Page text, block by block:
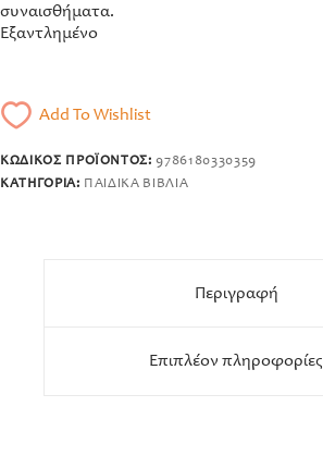
συναισθήματα.
Εξαντλημένο
Add To Wishlist
ΚΩΔΙΚΌΣ ΠΡΟΪΌΝΤΟΣ:9786180330359
ΚΑΤΗΓΟΡΊΑ: ΠΑΙΔΙΚΆ ΒΙΒΛΊΑ
Περιγραφή
Επιπλέον πληροφορίες